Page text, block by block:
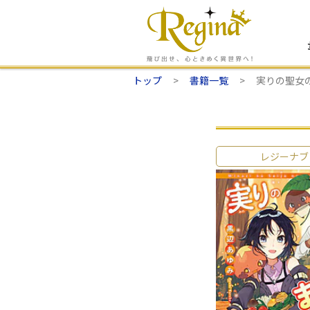
トップ 書籍一覧 実りの聖女
レジーナ